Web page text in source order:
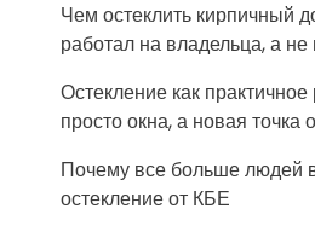
Чем остеклить кирпичный
работал на владельца, а не
Остекление как
просто окна, а новая
Почему все больше людей
остекление от КБЕ